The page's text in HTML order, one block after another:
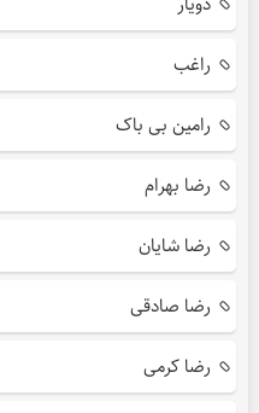
راغب
رامین بی باک
رضا بهرام
رضا شایان
رضا صادقی
رضا کرمی